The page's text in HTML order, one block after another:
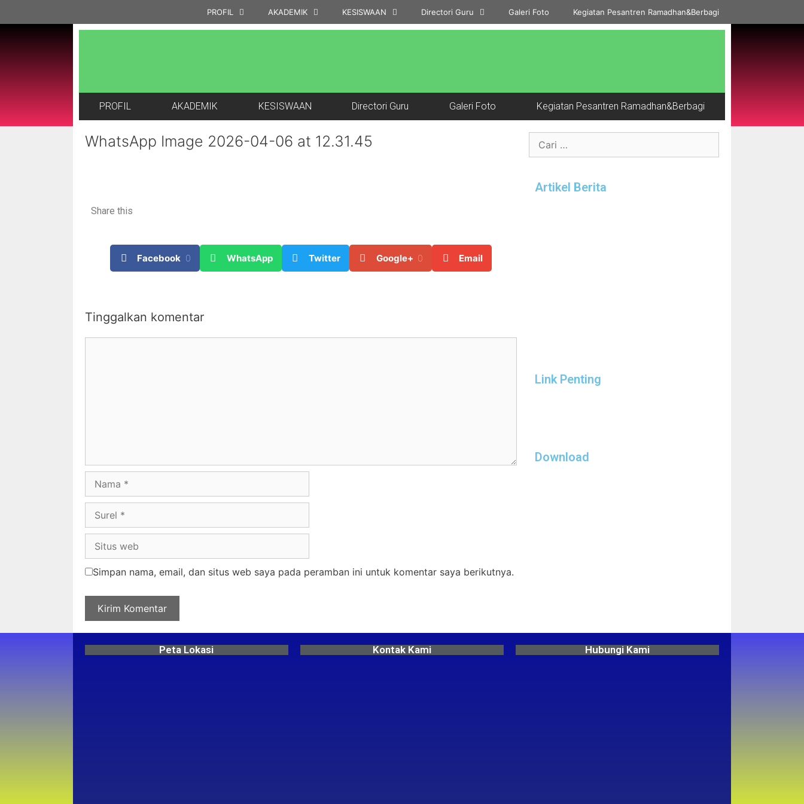
PROFIL AKADEMIK KESISWAAN Directori Guru Galeri Foto Kegiatan Pesantren Ramadhan&Berbagi
PROFIL AKADEMIK KESISWAAN Directori Guru Galeri Foto Kegiatan Pesantren Ramadhan&Berbagi
WhatsApp Image 2026-04-06 at 12.31.45
Share this
Facebook 0 WhatsApp Twitter Google+ 0 Email
Tinggalkan komentar
Simpan nama, email, dan situs web saya pada peramban ini untuk komentar saya berikutnya.
Artikel Berita
Link Penting
Download
Peta Lokasi Kontak Kami Hubungi Kami